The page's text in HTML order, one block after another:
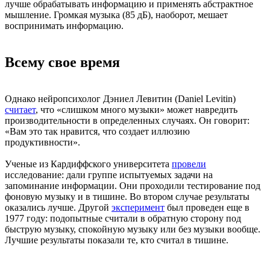
лучше обрабатывать информацию и применять абстрактное
мышление. Громкая музыка (85 дБ), наоборот, мешает
воспринимать информацию.
Всему свое время
Однако нейропсихолог Дэниел Левитин (Daniel Levitin)
считает, что «слишком много музыки» может навредить
производительности в определенных случаях. Он говорит:
«Вам это так нравится, что создает иллюзию
продуктивности».
Ученые из Кардиффского университета провели
исследование: дали группе испытуемых задачи на
запоминание информации. Они проходили тестирование под
фоновую музыку и в тишине. Во втором случае результаты
оказались лучше. Другой эксперимент был проведен еще в
1977 году: подопытные считали в обратную сторону под
быструю музыку, спокойную музыку или без музыки вообще.
Лучшие результаты показали те, кто считал в тишине.